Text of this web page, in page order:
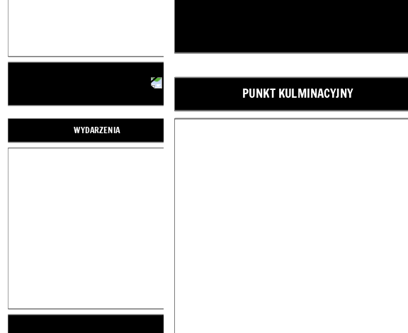
Create your own at Storyboard That
PROBLEM ROZWIĄZANY
WYDARZENIA
WSTĘP
PUNKT KULMINACYJNY